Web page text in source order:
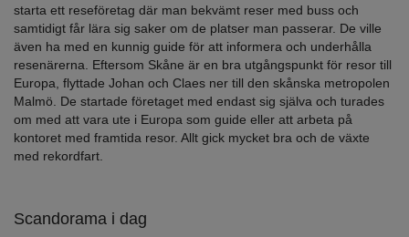
starta ett reseföretag där man bekvämt reser med buss och
samtidigt får lära sig saker om de platser man passerar. De ville
även ha med en kunnig guide för att informera och underhålla
resenärerna. Eftersom Skåne är en bra utgångspunkt för resor till
Europa, flyttade Johan och Claes ner till den skånska metropolen
Malmö. De startade företaget med endast sig själva och turades
om med att vara ute i Europa som guide eller att arbeta på
kontoret med framtida resor. Allt gick mycket bra och de växte
med rekordfart.
Scandorama i dag